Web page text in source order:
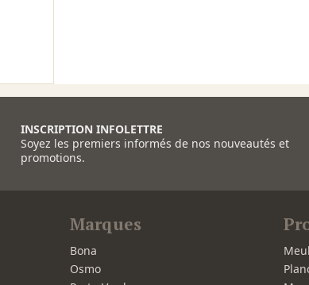
INSCRIPTION INFOLETTRE
Soyez les premiers informés de nos nouveautés et
promotions.
Marques
Bona
Osmo